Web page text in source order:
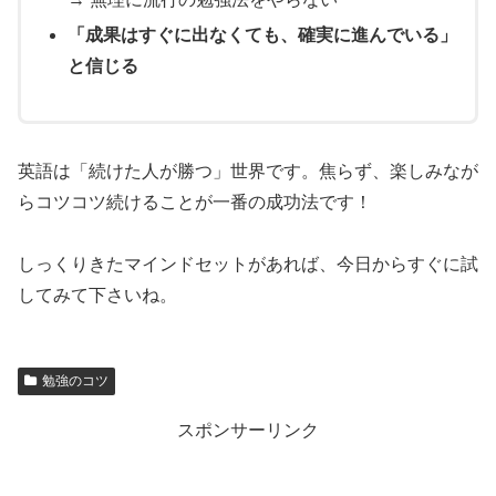
「成果はすぐに出なくても、確実に進んでいる」
と信じる
英語は「続けた人が勝つ」世界です。焦らず、楽しみなが
らコツコツ続けることが一番の成功法です！
しっくりきたマインドセットがあれば、今日からすぐに試
してみて下さいね。
勉強のコツ
スポンサーリンク